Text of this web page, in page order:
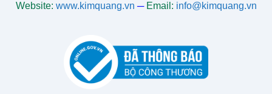
Website: www.kimquang.vn ─ Email: info@kimquang.vn